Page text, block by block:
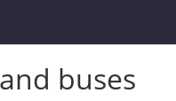
buses